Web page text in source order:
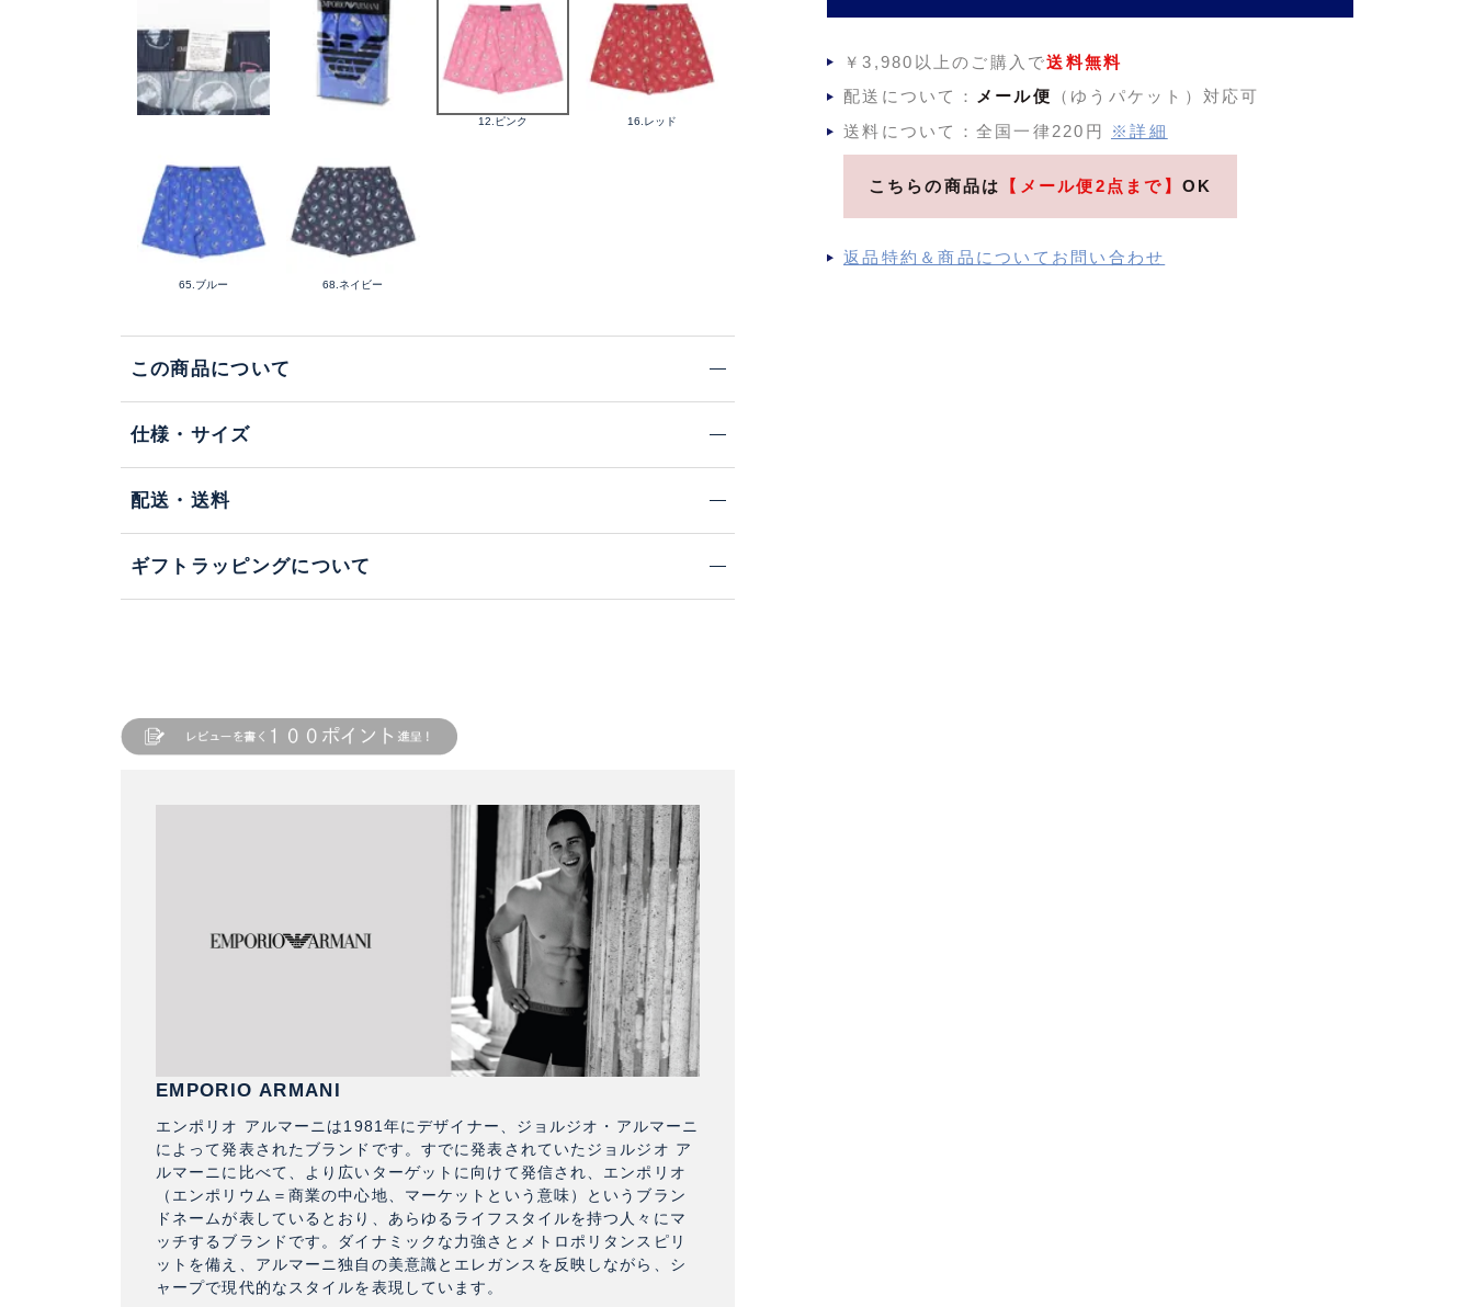
12.ピンク 16.レッド
65.ブルー 68.ネイビー
この商品について
仕様・サイズ
配送・送料
ギフトラッピングについて
EMPORIO ARMANI
エンポリオ アルマーニは1981年にデザイナー、ジョルジオ・アルマーニ
によって発表されたブランドです。すでに発表されていたジョルジオ ア
ルマーニに比べて、より広いターゲットに向けて発信され、エンポリオ
（エンポリウム＝商業の中心地、マーケットという意味）というブラン
ドネームが表しているとおり、あらゆるライフスタイルを持つ人々にマ
ッチするブランドです。ダイナミックな力強さとメトロポリタンスピリ
ットを備え、アルマーニ独自の美意識とエレガンスを反映しながら、シ
ャープで現代的なスタイルを表現しています。
￥3,980以上のご購入で送料無料
配送について：
メール便
（ゆうパケット）対応可
送料について：全国一律220円
※詳細
こちらの商品は 【メール便2点まで】 OK
返品特約＆商品についてお問い合わせ